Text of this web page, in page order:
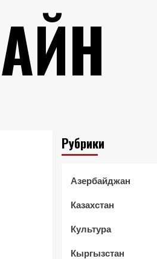
Рубрики
Азербайджан
Казахстан
Культура
Кыргызстан